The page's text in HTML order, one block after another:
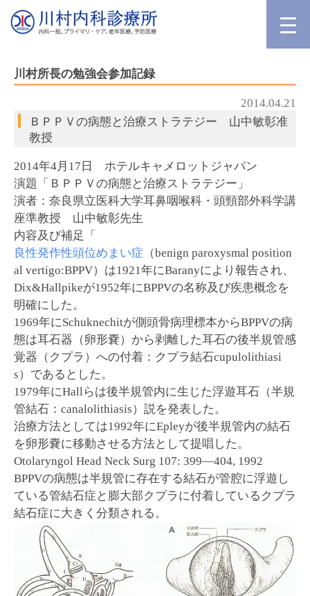
川村所長の勉強会参加記録
2014.04.21
ＢＰＰＶの病態と治療ストラテジー 山中敏彰准
教授
2014年4月17日 ホテルキャメロットジャパン
演題「ＢＰＰＶの病態と治療ストラテジー」
演者：奈良県立医科大学耳鼻咽喉科・頭頸部外科学講
座準教授 山中敏彰先生
内容及び補足「
良性発作性頭位めまい症 （benign paroxysmal position
al vertigo:BPPV）は1921年にBaranyにより報告され、
Dix&Hallpikeが1952年にBPPVの名称及び疾患概念を
明確にした。
1969年にSchuknechitが側頭骨病理標本からBPPVの病
態は耳石器（卵形嚢）から剥離した耳石の後半規管感
覚器（クプラ）への付着：クプラ結石cupulolithiasi
s）であるとした。
1979年にHallらは後半規管内に生じた浮遊耳石（半規
管結石：canalolithiasis）説を発表した。
治療方法としては1992年にEpleyが後半規管内の結石
を卵形嚢に移動させる方法として提唱した。
Otolaryngol Head Neck Surg 107: 399―404, 1992
BPPVの病態は半規管に存在する結石が管腔に浮遊し
ている管結石症と膨大部クプラに付着しているクプラ
結石症に大きく分類される。